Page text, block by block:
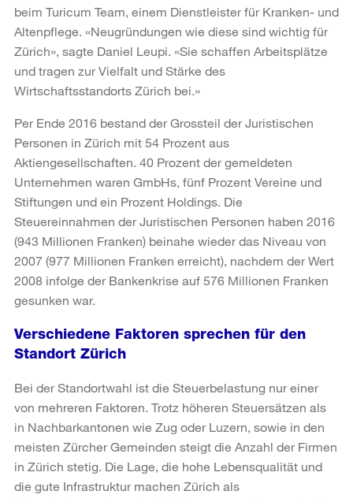
beim Turicum Team, einem Dienstleister für Kranken- und
Altenpflege. «Neugründungen wie diese sind wichtig für
Zürich», sagte Daniel Leupi. «Sie schaffen Arbeitsplätze
und tragen zur Vielfalt und Stärke des
Wirtschaftsstandorts Zürich bei.»
Per Ende 2016 bestand der Grossteil der Juristischen
Personen in Zürich mit 54 Prozent aus
Aktiengesellschaften. 40 Prozent der gemeldeten
Unternehmen waren GmbHs, fünf Prozent Vereine und
Stiftungen und ein Prozent Holdings. Die
Steuereinnahmen der Juristischen Personen haben 2016
(943 Millionen Franken) beinahe wieder das Niveau von
2007 (977 Millionen Franken erreicht), nachdem der Wert
2008 infolge der Bankenkrise auf 576 Millionen Franken
gesunken war.
Verschiedene Faktoren sprechen für den
Standort Zürich
Bei der Standortwahl ist die Steuerbelastung nur einer
von mehreren Faktoren. Trotz höheren Steuersätzen als
in Nachbarkantonen wie Zug oder Luzern, sowie in den
meisten Zürcher Gemeinden steigt die Anzahl der Firmen
in Zürich stetig. Die Lage, die hohe Lebensqualität und
die gute Infrastruktur machen Zürich als